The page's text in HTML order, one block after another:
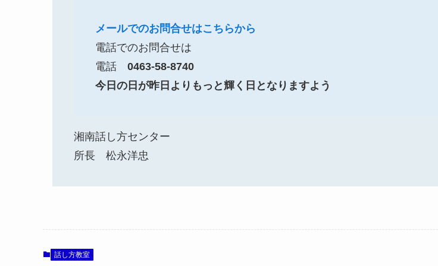
メールでのお問合せはこちらから
電話でのお問合せは
電話 0463-58-8740
今日の日が昨日よりもっと輝く日となりますよう
湘南話し方センター
所長 松永洋忠
話し方教室